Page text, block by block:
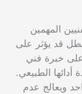
المهمين
قد يؤثر على
على خبرة فني
أدائها الطبيعي.
ويعالج عدم